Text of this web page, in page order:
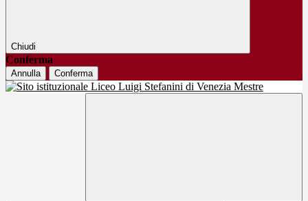
Chiudi
Conferma
Annulla Conferma